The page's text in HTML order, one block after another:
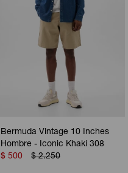
Bermuda Vintage 10 Inches
Hombre - Iconic Khaki 308
$ 500 $ 2.250